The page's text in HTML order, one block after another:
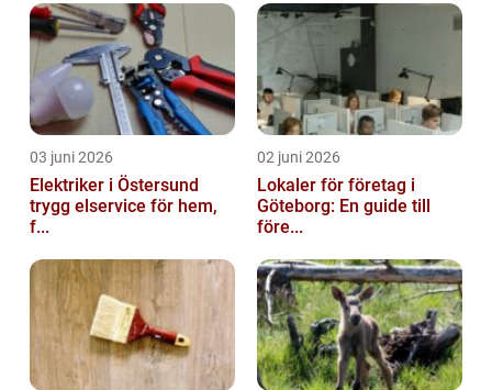
03 juni 2026
Elektriker i Östersund
trygg elservice för hem,
f...
02 juni 2026
Lokaler för företag i
Göteborg: En guide till
före...